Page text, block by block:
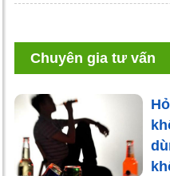
Chuyên gia tư vấn